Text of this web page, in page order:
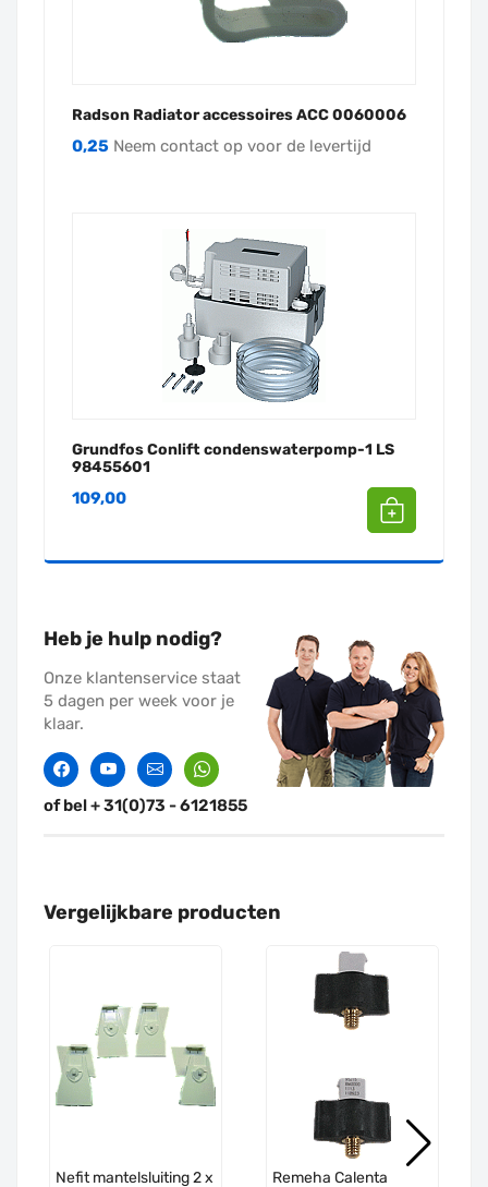
Radson Radiator accessoires ACC 0060006
0,25 Neem contact op voor de levertijd
Grundfos Conlift condenswaterpomp-1 LS
98455601
109,00
Heb je hulp nodig?
Onze klantenservice staat
5 dagen per week voor je
klaar.
FacebookTwitterContactWhatssapp
of bel + 31(0)73 - 6121855
Vergelijkbare producten
Nefit mantelsluiting 2 x
Remeha Calenta